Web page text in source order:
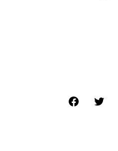
Facebook